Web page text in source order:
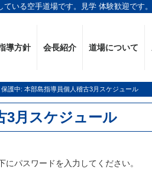
いる空手道場です。見学 体験歓迎です。
導方針 会長紹介 道場について
保護中: 本部島指導員個人稽古3月スケジュール
3月スケジュール
パスワードを入力してください。